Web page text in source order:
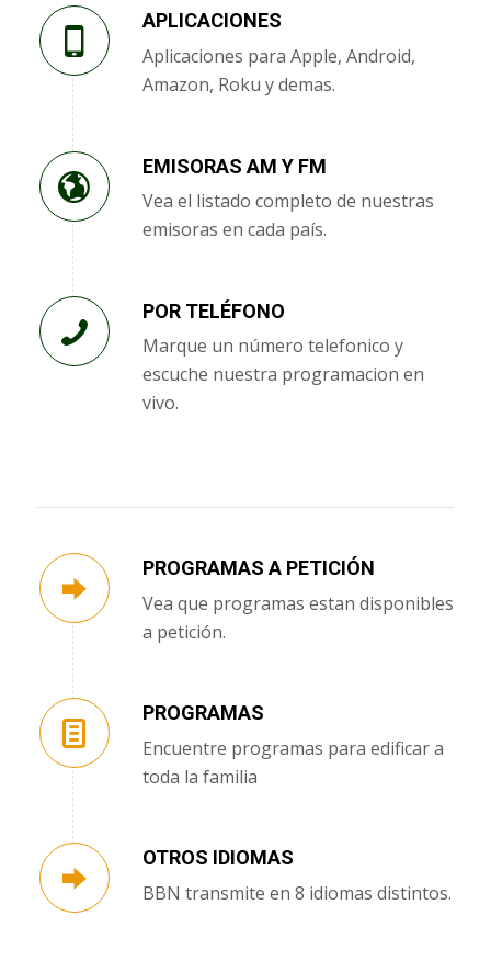
APLICACIONES
Aplicaciones para Apple, Android,
Amazon, Roku y demas.
EMISORAS AM Y FM
Vea el listado completo de nuestras
emisoras en cada país.
POR TELÉFONO
Marque un número telefonico y
escuche nuestra programacion en
vivo.
PROGRAMAS A PETICIÓN
Vea que programas estan disponibles
a petición.
PROGRAMAS
Encuentre programas para edificar a
toda la familia
OTROS IDIOMAS
BBN transmite en 8 idiomas distintos.